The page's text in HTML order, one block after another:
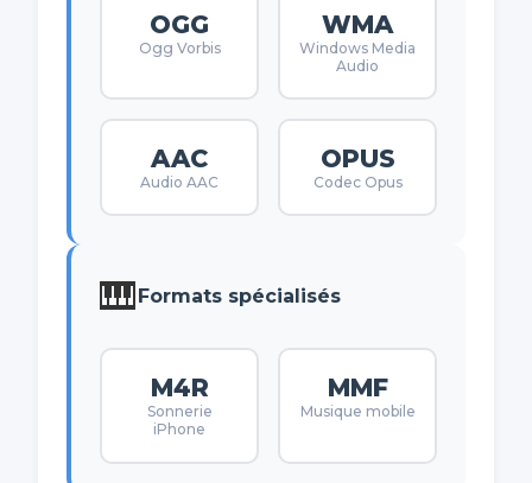
OGG
Ogg Vorbis
WMA
Windows Media
Audio
AAC
Audio AAC
OPUS
Codec Opus
🎹 Formats spécialisés
M4R
Sonnerie
iPhone
MMF
Musique mobile